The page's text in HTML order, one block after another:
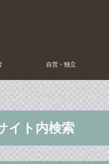
自営・独立
イト内検索